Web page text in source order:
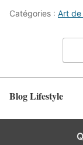
Catégories : Art de
Blog Lifestyle